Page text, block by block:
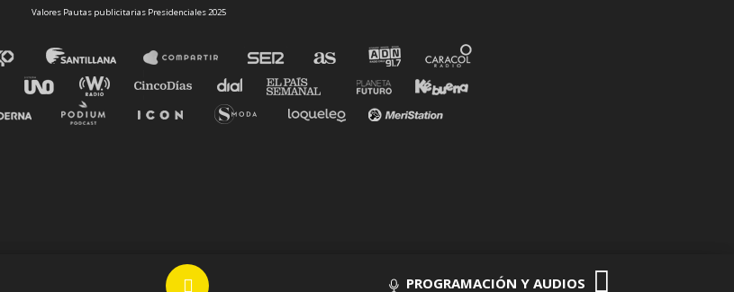
PROGRAMACIÓN Y AUDIOS
Valores Pautas publicitarias Presidenciales 2025